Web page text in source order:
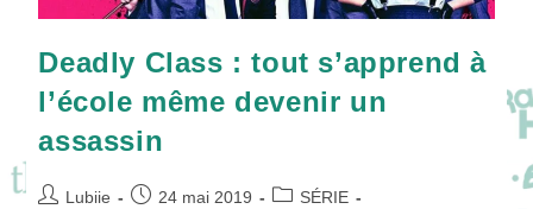
Deadly Class : tout s’apprend à
l’école même devenir un
assassin
Auteur/autrice
Lubiie
Publication
24 mai 2019
PostSÉRIE